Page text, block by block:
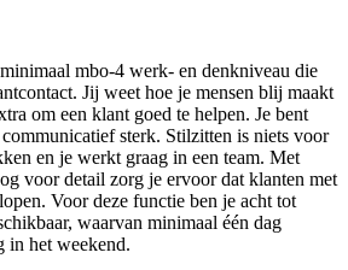
mbo-4 werk- en denkniveau die
Jij weet hoe je mensen blij maakt
om een klant goed te helpen. Je bent
sterk. Stilzitten is niets voor
en je werkt graag in een team. Met
voor detail zorg je ervoor dat klanten met
Voor deze functie ben je acht tot
waarvan minimaal één dag
in het weekend.